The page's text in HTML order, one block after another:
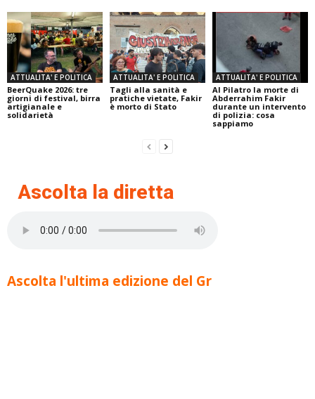
ATTUALITA' E POLITICA
BeerQuake 2026: tre
giorni di festival, birra
artigianale e
solidarietà
ATTUALITA' E POLITICA
Tagli alla sanità e
pratiche vietate, Fakir
è morto di Stato
ATTUALITA' E POLITICA
Al Pilatro la morte di
Abderrahim Fakir
durante un intervento
di polizia: cosa
sappiamo
Ascolta la diretta
Ascolta l'ultima edizione del Gr